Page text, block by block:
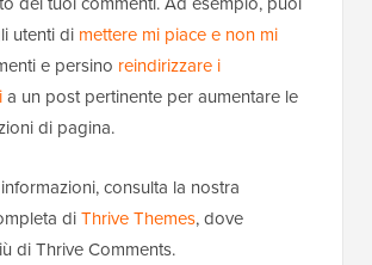
utenti di mettere mi piace e non mi
e persino reindirizzare i
a un post pertinente per aumentare le
di pagina.
consulta la nostra
diThrive Themes, dove
di Thrive Comments.